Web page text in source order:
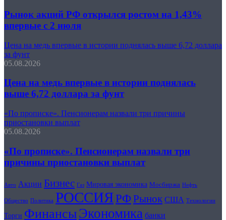
Рынок акций РФ открылся ростом на 1,43%
впервые с 2 июля
Цена на медь впервые в истории поднялась выше 6,72 доллара
за фунт
05.08.2026
Цена на медь впервые в истории поднялась
выше 6,72 доллара за фунт
«По прописке». Пенсионерам назвали три причины
приостановки выплат
05.08.2026
«По прописке». Пенсионерам назвали три
причины приостановки выплат
Авто Акции Бизнес Газ Мировая экономика Мосбиржа Нефть
Общество Политика РОССИЯРФРынок США Технологии
Торги ФинансыЭкономика банки